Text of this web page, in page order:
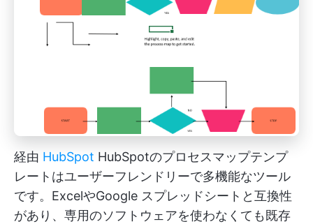
経由 HubSpot HubSpotのプロセスマップテンプ
レートはユーザーフレンドリーで多機能なツール
です。ExcelやGoogle スプレッドシートと互換性
があり、専用のソフトウェアを使わなくても既存